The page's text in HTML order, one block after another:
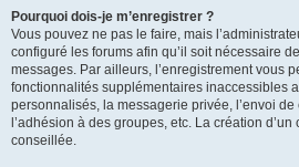
Pourquoi dois-je m’enregistrer ?
Vous pouvez ne pas le faire, mais
configuré les forums afin qu’il soit nécessaire
messages. Par ailleurs, l’enregistrement vous
fonctionnalités supplémentaires inaccessibles
personnalisés, la messagerie privée, l’envoi
l’adhésion à des groupes, etc. La création
conseillée.